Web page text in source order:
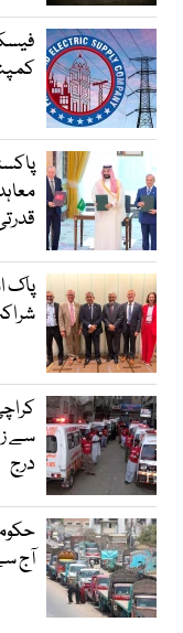
پاک
درج
آج